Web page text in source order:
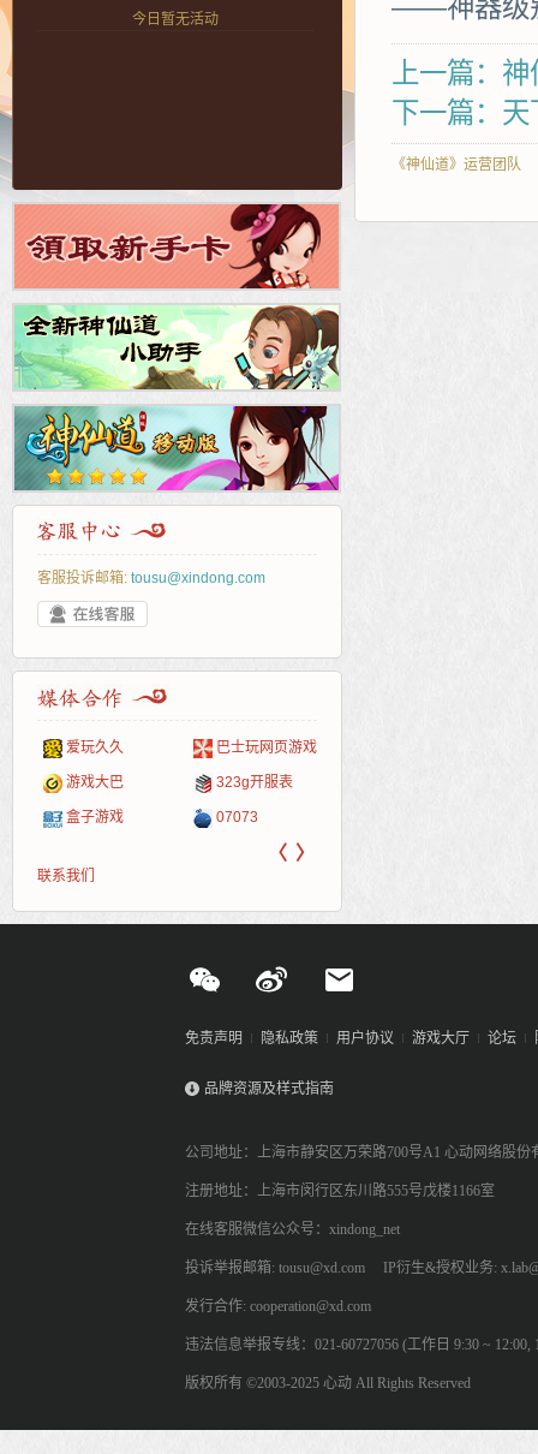
今日暂无活动
客服投诉邮箱: tousu@xindong.com
爱玩久久 巴士玩网页游戏
游戏大巴 323g开服表
盒子游戏 07073
〈 〉
联系我们
——神器级
上一篇：
下一篇：
《神仙道》运营团队
免责声明 隐私政策 用户协议 游戏大厅 论坛
品牌资源及样式指南
公司地址：上海市静安区万荣路700号A1 心动网络股份
注册地址：上海市闵行区东川路555号戊楼1166室
在线客服微信公众号：xindong_net
投诉举报邮箱: tousu@xd.com IP衍生&授权业务:
发行合作: cooperation@xd.com
违法信息举报专线：021-60727056 (工作日 9:30 ~ 12:00,
版权所有 ©2003-2025 心动 All Rights Reserved